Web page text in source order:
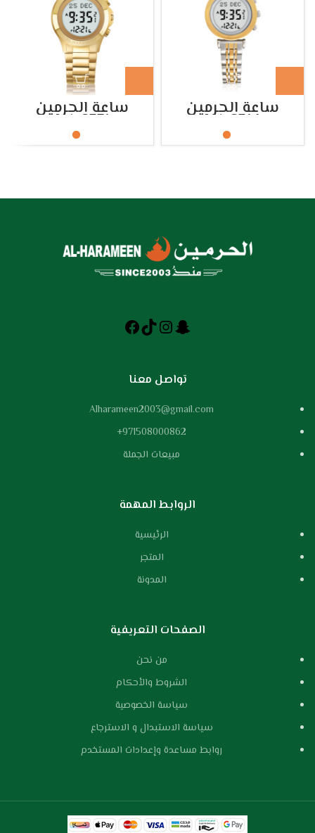
ساعة الحرمين
HA.6314
ساعة الحرمين
HA.6371
تواصل معنا
Alharameen2003@gmail.com
971508000862+
مبيعات الجملة
الروابط المهمة
الرئيسية
المتجر
المدونة
الصفحات التعريفية
من نحن
الشروط والأحكام
سياسة الخصوصية
سياسة الاستبدال و الاسترجاع
روابط مساعدة وإعدادات المستخدم